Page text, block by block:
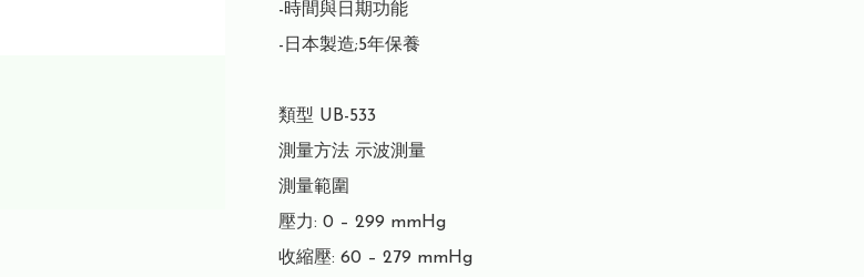
-時間與日期功能
-日本製造;5年保養
類型 UB-533
測量方法 示波測量
測量範圍
壓力: 0 – 299 mmHg
收縮壓: 60 – 279 mmHg